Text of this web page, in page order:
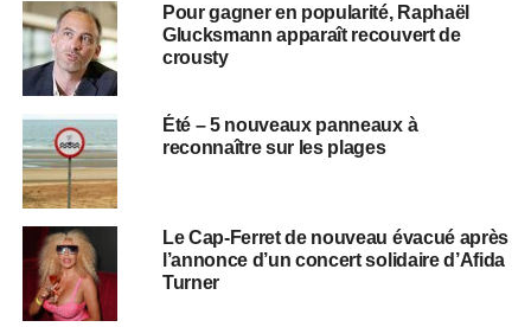
Pour gagner en popularité, Raphaël
Glucksmann apparaît recouvert de
crousty
Été – 5 nouveaux panneaux à
reconnaître sur les plages
Le Cap-Ferret de nouveau évacué après
l’annonce d’un concert solidaire d’Afida
Turner